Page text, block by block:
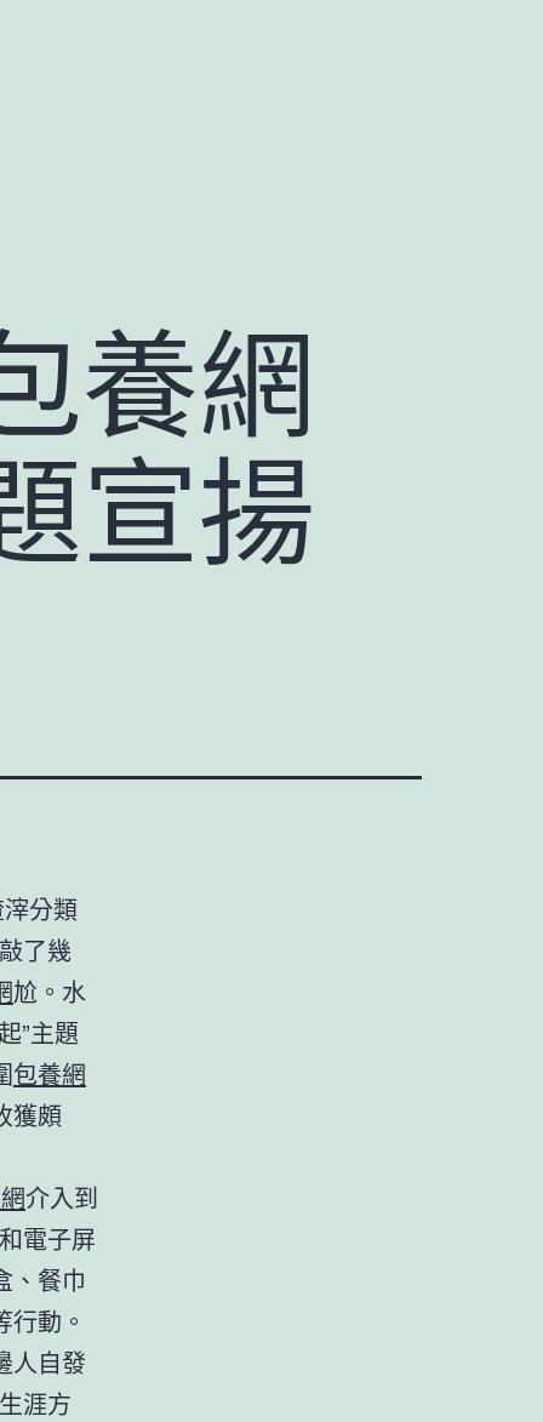
養網
宣揚
滓分類
了幾
尬。水
”主題
包養網
獲頗
介入到
電子屏
、餐巾
動。
人自發
涯方